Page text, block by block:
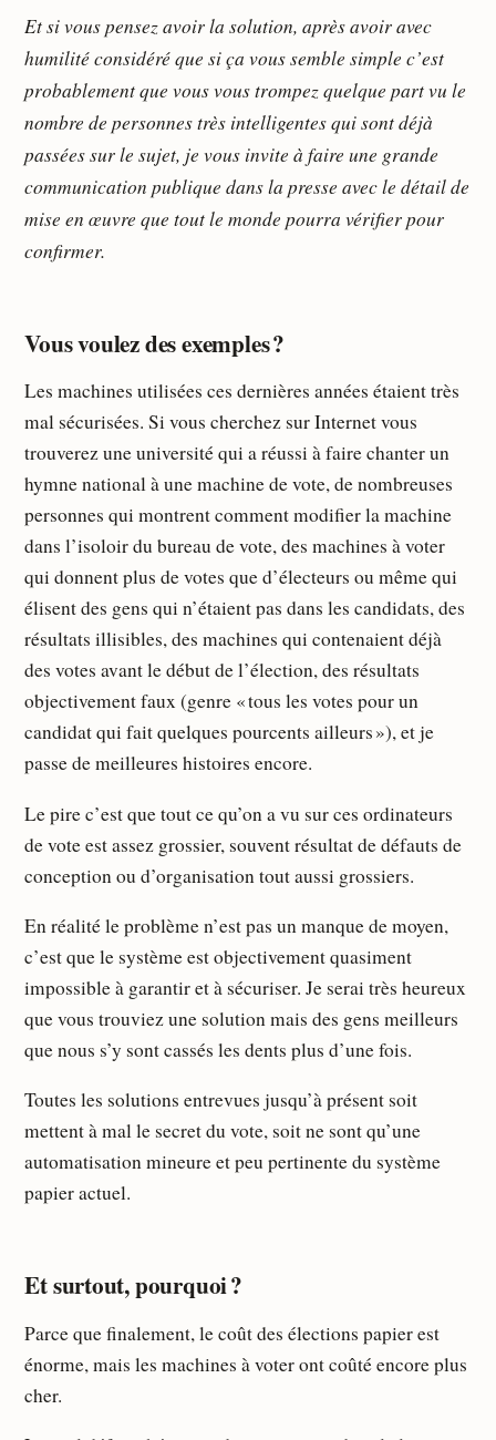
Et si vous pensez avoir la solution, après avoir avec
humilité considéré que si ça vous semble simple c’est
probablement que vous vous trompez quelque part vu le
nombre de personnes très intelligentes qui sont déjà
passées sur le sujet, je vous invite à faire une grande
communication publique dans la presse avec le détail de
mise en œuvre que tout le monde pourra vérifier pour
confirmer.
Vous voulez des exemples ?
Les machines utilisées ces dernières années étaient très
mal sécurisées. Si vous cherchez sur Internet vous
trouverez une université qui a réussi à faire chanter un
hymne national à une machine de vote, de nombreuses
personnes qui montrent comment modifier la machine
dans l’isoloir du bureau de vote, des machines à voter
qui donnent plus de votes que d’électeurs ou même qui
élisent des gens qui n’étaient pas dans les candidats, des
résultats illisibles, des machines qui contenaient déjà
des votes avant le début de l’élection, des résultats
objectivement faux (genre « tous les votes pour un
candidat qui fait quelques pourcents ailleurs »), et je
passe de meilleures histoires encore.
Le pire c’est que tout ce qu’on a vu sur ces ordinateurs
de vote est assez grossier, souvent résultat de défauts de
conception ou d’organisation tout aussi grossiers.
En réalité le problème n’est pas un manque de moyen,
c’est que le système est objectivement quasiment
impossible à garantir et à sécuriser. Je serai très heureux
que vous trouviez une solution mais des gens meilleurs
que nous s’y sont cassés les dents plus d’une fois.
Toutes les solutions entrevues jusqu’à présent soit
mettent à mal le secret du vote, soit ne sont qu’une
automatisation mineure et peu pertinente du système
papier actuel.
Et surtout, pourquoi ?
Parce que finalement, le coût des élections papier est
énorme, mais les machines à voter ont coûté encore plus
cher.